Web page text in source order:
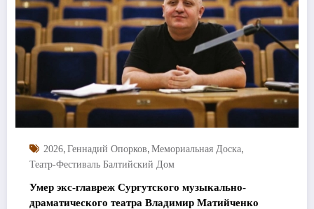
2026, Геннадий Опорков, Мемориальная Доска,
Театр-Фестиваль Балтийский Дом
Умер экс-главреж Сургутского музыкально-
драматического театра Владимир Матийченко